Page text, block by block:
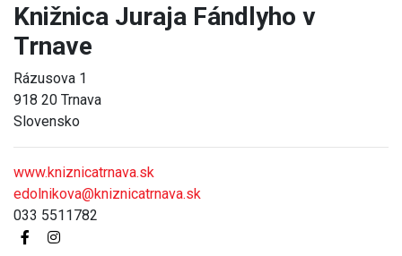
Knižnica Juraja Fándlyho v
Trnave
Rázusova 1
918 20 Trnava
Slovensko
www.kniznicatrnava.sk
edolnikova@kniznicatrnava.sk
033 5511782